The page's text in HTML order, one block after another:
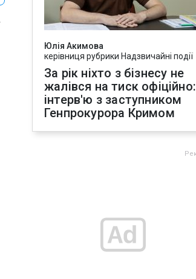
Юлія Акимова
керівниця рубрики Надзвичайні події
За рік ніхто з бізнесу не
жалівся на тиск офіційно:
інтерв'ю з заступником
Генпрокурора Кримом